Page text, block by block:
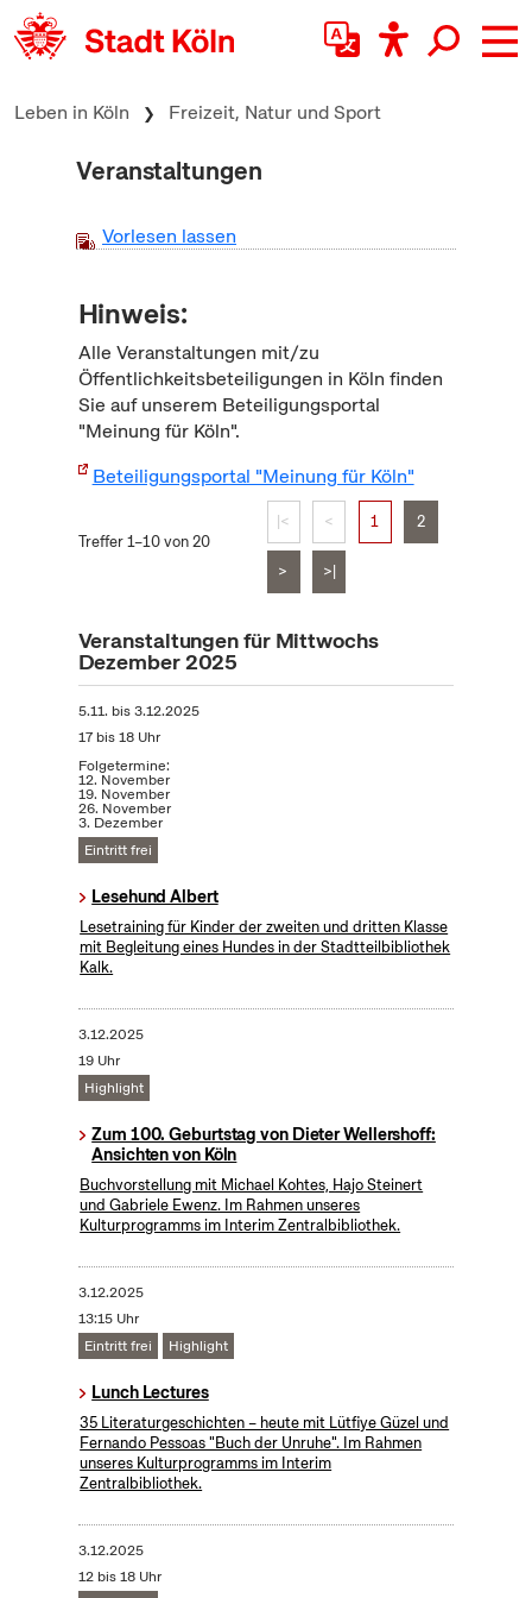
zum Inhalt springen
Leben in Köln Freizeit, Natur und Sport
Veranstaltungen
Vorlesen lassen
Hinweis:
Alle Veranstaltungen mit/zu
Öffentlichkeitsbeteiligungen in Köln finden
Sie auf unserem Beteiligungsportal
"Meinung für Köln".
Beteiligungsportal "Meinung für Köln"
Treffer 1–10 von 20
|< < 1 2
> >|
Veranstaltungen für Mittwochs
Dezember 2025
5.11. bis3.12.2025
17 bis 18 Uhr
Folgetermine:
12. November
19. November
26. November
3. Dezember
Eintritt frei
Lesehund Albert
Lesetraining für Kinder der zweiten und dritten Klasse
mit Begleitung eines Hundes in der Stadtteilbibliothek
Kalk.
3.12.2025
19 Uhr
Highlight
Zum 100. Geburtstag von Dieter Wellershoff:
Ansichten von Köln
Buchvorstellung mit Michael Kohtes, Hajo Steinert
und Gabriele Ewenz. Im Rahmen unseres
Kulturprogramms im Interim Zentralbibliothek.
3.12.2025
13:15 Uhr
Eintritt frei
Highlight
Lunch Lectures
35 Literaturgeschichten – heute mit Lütfiye Güzel und
Fernando Pessoas "Buch der Unruhe". Im Rahmen
unseres Kulturprogramms im Interim
Zentralbibliothek.
3.12.2025
12 bis 18 Uhr